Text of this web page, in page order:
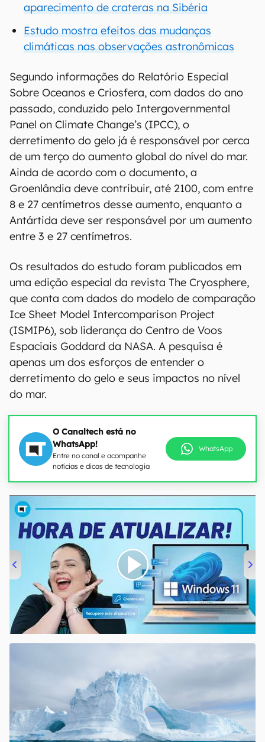
aparecimento de crateras na Sibéria
Estudo mostra efeitos das mudanças
climáticas nas observações astronômicas
Segundo informações do Relatório Especial
Sobre Oceanos e Criosfera, com dados do ano
passado, conduzido pelo Intergovernmental
Panel on Climate Change’s (IPCC), o
derretimento do gelo já é responsável por cerca
de um terço do aumento global do nível do mar.
Ainda de acordo com o documento, a
Groenlândia deve contribuir, até 2100, com entre
8 e 27 centímetros desse aumento, enquanto a
Antártida deve ser responsável por um aumento
entre 3 e 27 centímetros.
Os resultados do estudo foram publicados em
uma edição especial da revista The Cryosphere,
que conta com dados do modelo de comparação
Ice Sheet Model Intercomparison Project
(ISMIP6), sob liderança do Centro de Voos
Espaciais Goddard da NASA. A pesquisa é
apenas um dos esforços de entender o
derretimento do gelo e seus impactos no nível
do mar.
O Canaltech está no
WhatsApp!
Entre no canal e acompanhe
notícias e dicas de tecnologia
WhatsApp
00:00 04:52